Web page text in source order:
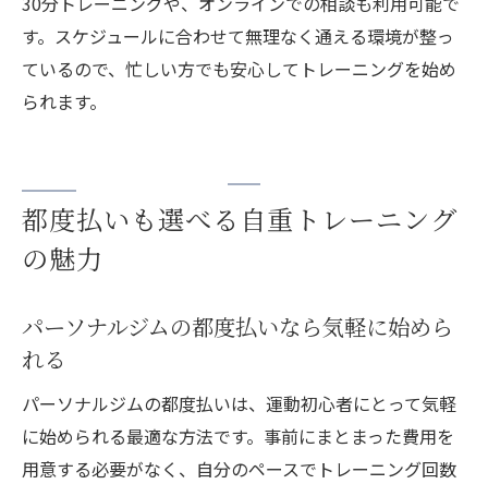
す。スケジュールに合わせて無理なく通える環境が整っ
ているので、忙しい方でも安心してトレーニングを始め
られます。
都度払いも選べる自重トレーニング
の魅力
パーソナルジムの都度払いなら気軽に始めら
れる
パーソナルジムの都度払いは、運動初心者にとって気軽
に始められる最適な方法です。事前にまとまった費用を
用意する必要がなく、自分のペースでトレーニング回数